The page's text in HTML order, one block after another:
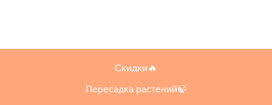
Скидки🔥
Пересадка растений🍃